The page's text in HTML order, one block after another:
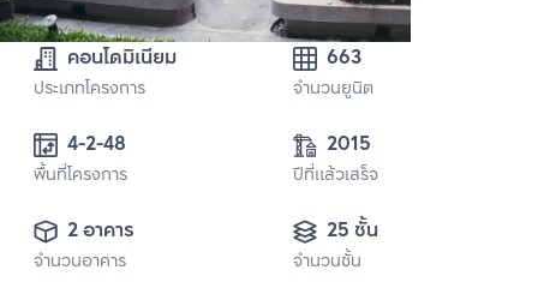
คอนโดมิเนียม
ประเภทโครงการ
663
จำนวนยูนิต
4-2-48
พื้นที่โครงการ
2015
ปีที่แล้วเสร็จ
2 อาคาร
จำนวนอาคาร
25 ชั้น
จำนวนชั้น